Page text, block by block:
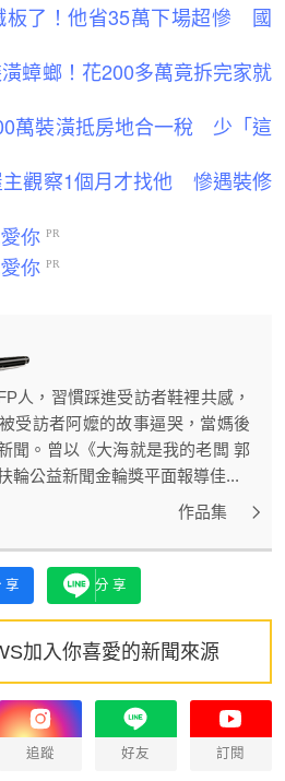
板了！他省35萬下場超慘 國
蟑螂！花200多萬竟拆完家就
萬裝潢抵房地合一稅 少「這
主觀察1個月才找他 慘遇裝修
人，習慣踩進受訪者鞋裡共感，
受訪者阿嬤的故事逼哭，當媽後
聞。曾以《大海就是我的老闆 郭
輪公益新聞金輪獎平面報導佳...
作品集
享 分享
加入你喜愛的新聞來源
追蹤 好友 訂閱